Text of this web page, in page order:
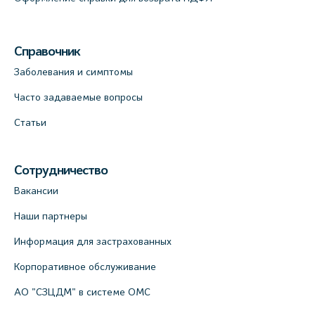
Справочник
Заболевания и симптомы
Часто задаваемые вопросы
Статьи
Сотрудничество
Вакансии
Наши партнеры
Информация для застрахованных
Корпоративное обслуживание
АО "СЗЦДМ" в системе ОМС